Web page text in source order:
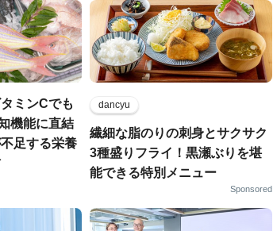
ミンCでも
機能に直結
足する栄養
dancyu
繊細な脂のりの刺身とサクサク
3種盛りフライ！黒瀬ぶりを堪
能できる特別メニュー
Sponsored